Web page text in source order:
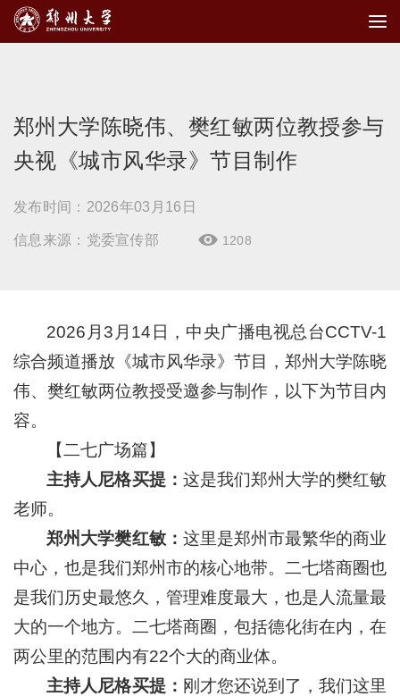
郑州大学陈晓伟、樊红敏两位教授参与
央视《城市风华录》节目制作
发布时间：2026年03月16日
信息来源：党委宣传部  1208
2026月3月14日，中央广播电视总台CCTV-1
综合频道播放《城市风华录》节目，郑州大学陈晓
伟、樊红敏两位教授受邀参与制作，以下为节目内
容。
【二七广场篇】
主持人尼格买提： 这是我们郑州大学的樊红敏
老师。
郑州大学樊红敏： 这里是郑州市最繁华的商业
中心，也是我们郑州市的核心地带。二七塔商圈也
是我们历史最悠久，管理难度最大，也是人流量最
大的一个地方。二七塔商圈，包括德化街在内，在
两公里的范围内有22个大的商业体。
主持人尼格买提： 刚才您还说到了，我们这里